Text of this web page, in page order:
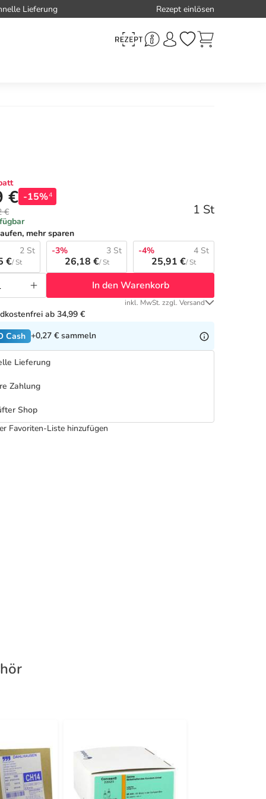
Lieferung Rezept einlösen
€ -15%4
€ 1 St
mehr sparen
2 St
€/ St
-3% 3 St
26,18 €/ St
-4% 4 St
25,91 €/ St
In den Warenkorb
inkl. MwSt. zzgl. Versand
ab 34,99 €
Cash +0,27 € sammeln
Lieferung
Zahlung
Shop
Favoriten-Liste hinzufügen